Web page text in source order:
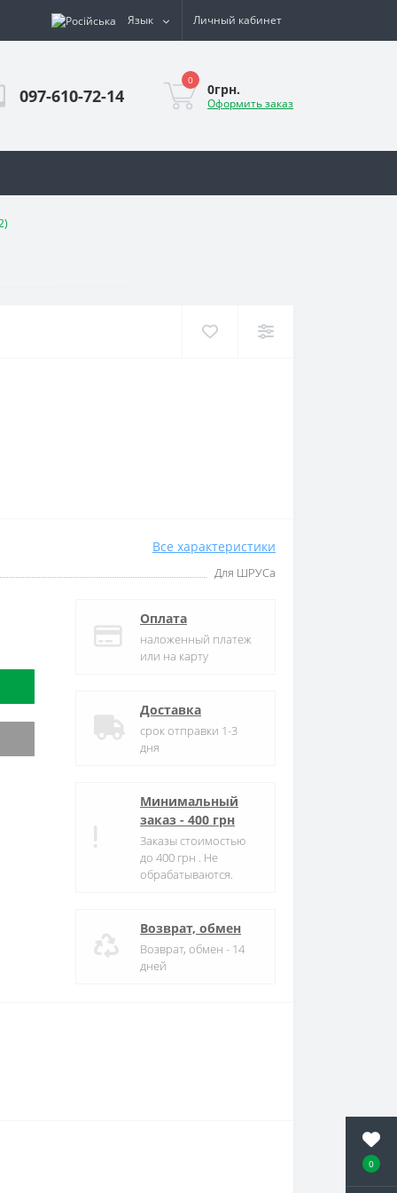
0
Язык Личный кабинет
097-610-72-14
0
0грн.
Оформить заказ
Все характеристики
Для ШРУСа
Оплата
наложенный платеж
или на карту
Доставка
срок отправки 1-3
дня
Минимальный
заказ - 400 грн
Заказы стоимостью
до 400 грн . Не
обрабатываются.
Возврат, обмен
Возврат, обмен - 14
дней